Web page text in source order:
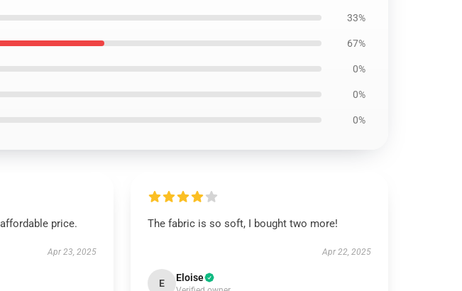
33%
67%
0%
0%
0%
price.
Apr 23, 2025
The fabric is so soft, I bought two more!
Apr 22, 2025
E Eloise